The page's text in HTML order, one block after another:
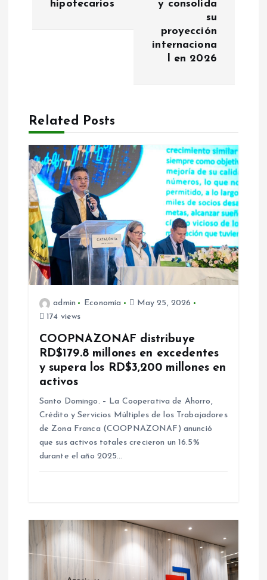
g
a
t
o
n
hipotecarios
y consolida
su
proyección
internaciona
l en 2026
Related Posts
admin Economía
May 25, 2026
174 views
COOPNAZONAF distribuye
RD$179.8 millones en excedentes
y supera los RD$3,200 millones en
activos
Santo Domingo. – La Cooperativa de Ahorro,
Crédito y Servicios Múltiples de los Trabajadores
de Zona Franca (COOPNAZONAF) anunció
que sus activos totales crecieron un 16.5%
durante el año 2025…